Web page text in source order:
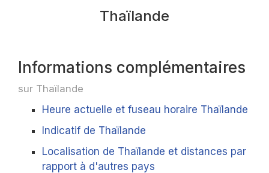
Thaïlande
Informations complémentaires
sur Thaïlande
Heure actuelle et fuseau horaire Thaïlande
Indicatif de Thaïlande
Localisation de Thaïlande et distances par
rapport à d'autres pays